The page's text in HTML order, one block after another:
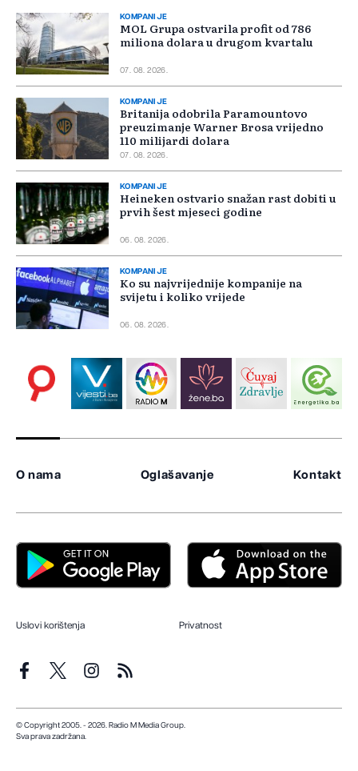
KOMPANIJE
MOL Grupa ostvarila profit od 786
miliona dolara u drugom kvartalu
07. 08. 2026.
KOMPANIJE
Britanija odobrila Paramountovo
preuzimanje Warner Brosa vrijedno
110 milijardi dolara
07. 08. 2026.
KOMPANIJE
Heineken ostvario snažan rast dobiti u
prvih šest mjeseci godine
06. 08. 2026.
KOMPANIJE
Ko su najvrijednije kompanije na
svijetu i koliko vrijede
06. 08. 2026.
O nama Oglašavanje Kontakt
Uslovi korištenja Privatnost
© Copyright 2005. - 2026. Radio M Media Group.
Sva prava zadržana.